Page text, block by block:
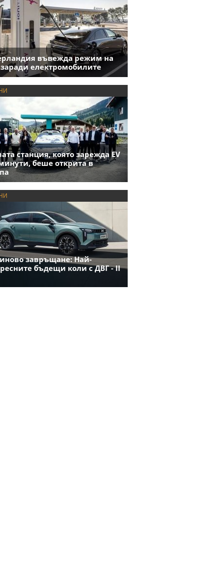
въвежда режим на
заради електромобилите
станция, която зарежда EV
беше открита в
завръщане: Най-
бъдещи коли с ДВГ - II